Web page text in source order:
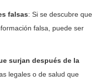
falsas: Si se descubre que
falsa, puede ser
surjan después de la
legales o de salud que